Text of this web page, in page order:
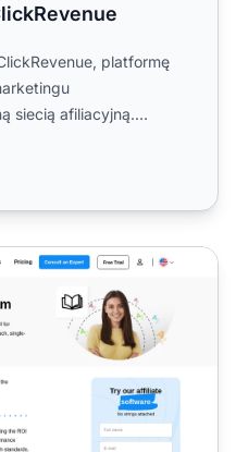
platformę
siecią afiliacyjną.